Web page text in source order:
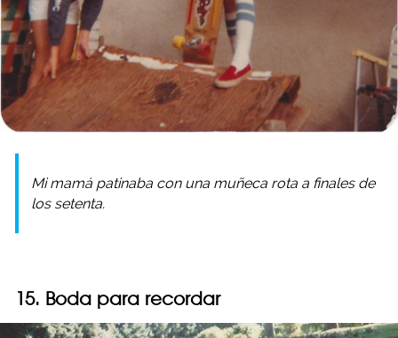
Mi mamá patinaba con una muñeca rota a finales de
los setenta.
15. Boda para recordar